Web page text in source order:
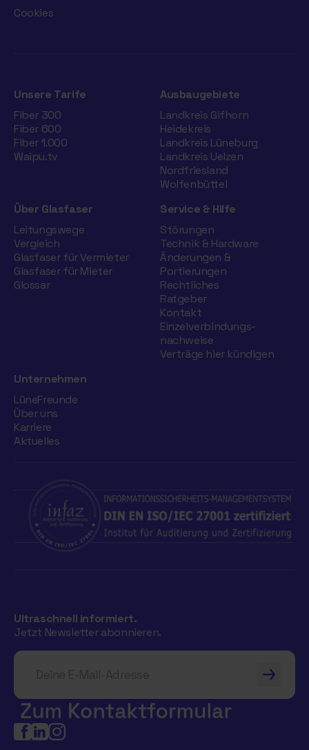
Cookies
Unsere Tarife
Fiber 300
Fiber 600
Fiber 1.000
Waipu.tv
Ausbaugebiete
Landkreis Gifhorn
Heidekreis
Landkreis Lüneburg
Landkreis Uelzen
Nordfriesland
Wolfenbüttel
Über Glasfaser
Leitungswege
Vergleich
Glasfaser für Vermieter
Glasfaser für Mieter
Glossar
Service & Hilfe
Störungen
Technik & Hardware
Änderungen &
Portierungen
Rechtliches
Ratgeber
Kontakt
Einzelverbindungs­
nachweise
Verträge hier kündigen
Unternehmen
LüneFreunde
Über uns
Karriere
Aktuelles
Ultraschnell informiert.
Jetzt Newsletter abonnieren.
Deine E-Mail-Adresse